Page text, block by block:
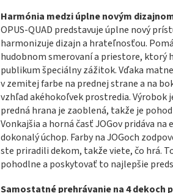
Harmónia medzi úplne novým
OPUS-QUAD predstavuje úplne nový
harmonizuje dizajn a hrateľnosťou.
hudobnom smerovaní a priestore, ktorý
publikum špeciálny zážitok. Vďaka
v zemitej farbe na prednej strane a na
vzhľad akéhokoľvek prostredia. Výrobok
predná hrana je zaoblená, takže je
Vonkajšia a horná časť JOGov pridáva
dokonalý úchop. Farby na JOGoch
ste priradili dekom, takže viete, čo hrá.
pohodlne a poskytovať to najlepšie
Samostatné prehrávanie na 4 dekoch